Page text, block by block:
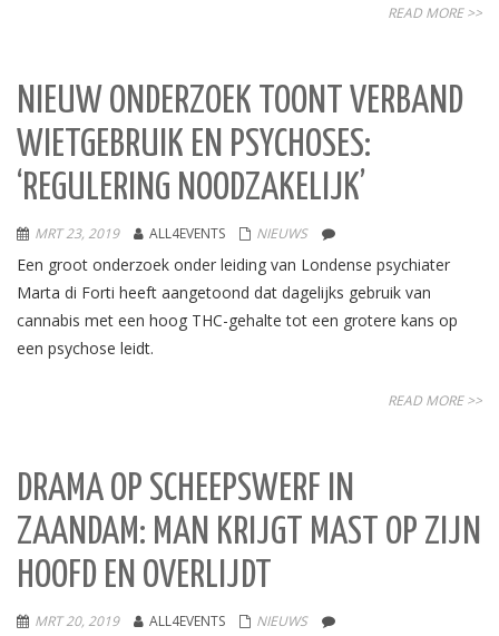
READ MORE >>
NIEUW ONDERZOEK TOONT VERBAND
WIETGEBRUIK EN PSYCHOSES:
‘REGULERING NOODZAKELIJK’
MRT 23, 2019 ALL4EVENTS NIEUWS
Een groot onderzoek onder leiding van Londense psychiater
Marta di Forti heeft aangetoond dat dagelijks gebruik van
cannabis met een hoog THC-gehalte tot een grotere kans op
een psychose leidt.
READ MORE >>
DRAMA OP SCHEEPSWERF IN
ZAANDAM: MAN KRIJGT MAST OP ZIJN
HOOFD EN OVERLIJDT
MRT 20, 2019 ALL4EVENTS NIEUWS